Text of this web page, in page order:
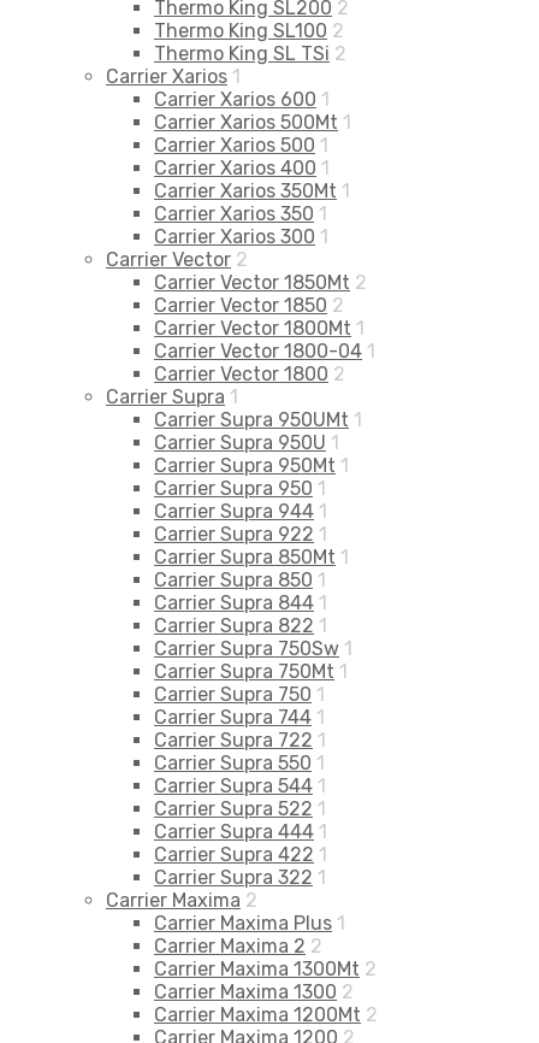
Thermo King SL200 2
Thermo King SL100 2
Thermo King SL TSi 2
Carrier Xarios 1
Carrier Xarios 600 1
Carrier Xarios 500Mt 1
Carrier Xarios 500 1
Carrier Xarios 400 1
Carrier Xarios 350Mt 1
Carrier Xarios 350 1
Carrier Xarios 300 1
Carrier Vector 2
Carrier Vector 1850Mt 2
Carrier Vector 1850 2
Carrier Vector 1800Mt 1
Carrier Vector 1800-04 1
Carrier Vector 1800 2
Carrier Supra 1
Carrier Supra 950UMt 1
Carrier Supra 950U 1
Carrier Supra 950Mt 1
Carrier Supra 950 1
Carrier Supra 944 1
Carrier Supra 922 1
Carrier Supra 850Mt 1
Carrier Supra 850 1
Carrier Supra 844 1
Carrier Supra 822 1
Carrier Supra 750Sw 1
Carrier Supra 750Mt 1
Carrier Supra 750 1
Carrier Supra 744 1
Carrier Supra 722 1
Carrier Supra 550 1
Carrier Supra 544 1
Carrier Supra 522 1
Carrier Supra 444 1
Carrier Supra 422 1
Carrier Supra 322 1
Carrier Maxima 2
Carrier Maxima Plus 1
Carrier Maxima 2 2
Carrier Maxima 1300Mt 2
Carrier Maxima 1300 2
Carrier Maxima 1200Mt 2
Carrier Maxima 1200 2